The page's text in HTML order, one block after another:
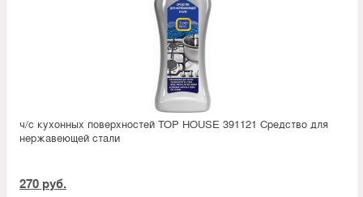
ч/с кухонных поверхностей TOP HOUSE 391121 Средство для
нержавеющей стали
270 руб.